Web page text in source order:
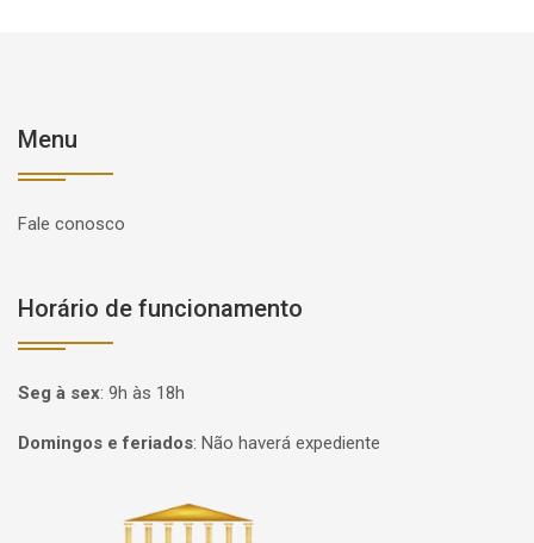
Menu
Fale conosco
Horário de funcionamento
Seg à sex: 9h às 18h
Domingos e feriados: Não haverá expediente
Página inicial